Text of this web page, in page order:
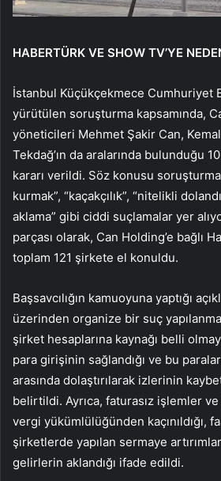
HABERTÜRK VE SHOW TV’YE
İstanbul Küçükçekmece Cumhuriyet
yürütülen soruşturma kapsamında,
yöneticileri Mehmet Şakir Can,
Tekdağ’ın da aralarında bulunduğu
kararı verildi. Söz konusu
kurmak”, “kaçakçılık”, “nitelikli
aklama” gibi ciddi suçlamalar yer
parçası olarak, Can Holding’e bağlı
toplam 121 şirkete el konuldu.
Başsavcılığın kamuoyuna yaptığı
üzerinden organize bir suç
şirket hesaplarına kaynağı belli
para girişinin sağlandığı ve bu
arasında dolaştırılarak izlerinin
belirtildi. Ayrıca, faturasız işlemler
vergi yükümlülüğünden kaçınıldığı,
şirketlerde yapılan sermaye
gelirlerin aklandığı ifade edildi.